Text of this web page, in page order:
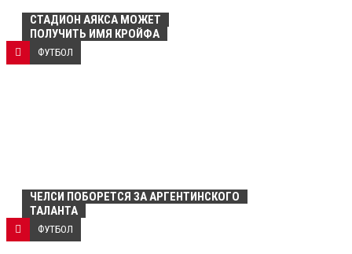
ФУТБОЛ
СТАДИОН АЯКСА МОЖЕТ
ПОЛУЧИТЬ ИМЯ КРОЙФА
ФУТБОЛ
ЧЕЛСИ ПОБОРЕТСЯ ЗА АРГЕНТИНСКОГО
ТАЛАНТА